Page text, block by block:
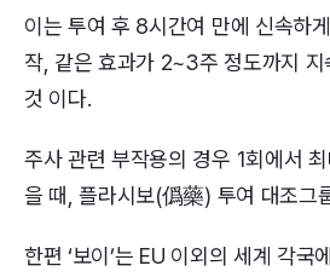
이는 투여 후 8시간여 만에 신속하
작, 같은 효과가 2~3주 정도까지 지
것 이다.
주사 관련 부작용의 경우 1회에서
을 때, 플라시보(僞藥) 투여 대조그
한편 ‘보이’는 EU 이외의 세계 각국